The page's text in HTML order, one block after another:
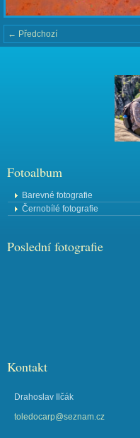
← Předchozí
Fotoalbum
Barevné fotografie
Černobílé fotografie
Poslední fotografie
Kontakt
Drahoslav Ilčák
toledocarp@seznam.cz